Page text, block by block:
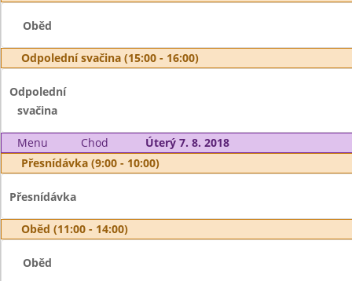
Oběd
Odpolední svačina (15:00 - 16:00)
Odpolední
svačina
Menu Chod
Úterý 7. 8. 2018
Přesnídávka (9:00 - 10:00)
Přesnídávka
Oběd (11:00 - 14:00)
Oběd